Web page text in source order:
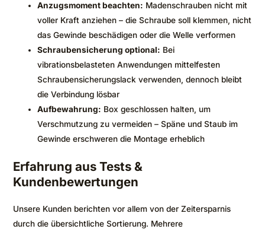
Anzugsmoment beachten: Madenschrauben nicht mit
voller Kraft anziehen – die Schraube soll klemmen, nicht
das Gewinde beschädigen oder die Welle verformen
Schraubensicherung optional: Bei
vibrationsbelasteten Anwendungen mittelfesten
Schraubensicherungslack verwenden, dennoch bleibt
die Verbindung lösbar
Aufbewahrung: Box geschlossen halten, um
Verschmutzung zu vermeiden – Späne und Staub im
Gewinde erschweren die Montage erheblich
Erfahrung aus Tests &
Kundenbewertungen
Unsere Kunden berichten vor allem von der Zeitersparnis
durch die übersichtliche Sortierung. Mehrere